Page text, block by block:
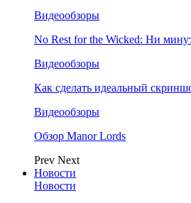
Видеообзоры
No Rest for the Wicked: Ни
Видеообзоры
Как сделать идеальный
Видеообзоры
Обзор Manor Lords
Prev Next
Новости
Новости